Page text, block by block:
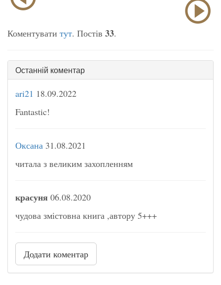
Коментувати тут. Постів 33.
Останній коментар
ari21 18.09.2022
Fantastic!
Оксана 31.08.2021
читала з великим захопленням
красуня 06.08.2020
чудова змістовна книга ,автору 5+++
Додати коментар